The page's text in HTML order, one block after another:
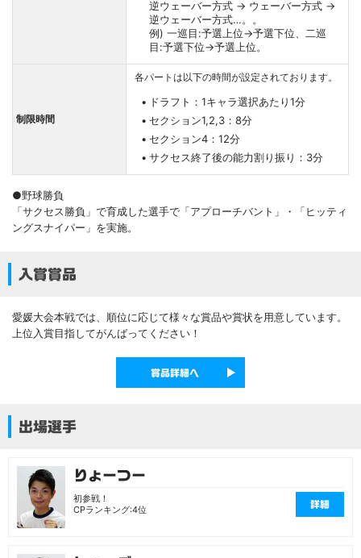
逆ウェーバー方式 → ウェーバー方式 →
逆ウェーバー方式…。。
例) 一巡目:予選上位→予選下位、二巡
目:予選下位→予選上位。
制限時間
各パートは以下の時間が設定されております。
ドラフト：1キャラ選択あたり1分
セクション1,2,3：8分
セクション4：12分
サクセス終了後の能力割り振り：3分
●野球勝負
「サクセス勝負」で育成した選手で「アプローチバント」・「ヒッティ
ングスナイパー」を実施。
入賞賞品
愛媛大会本戦では、順位に応じて様々な賞品や賞状を用意しています。
上位入賞目指してがんばってください！
賞品詳細へ
出場選手
りょーつー
初参戦！
CPランキング:4位
詳細